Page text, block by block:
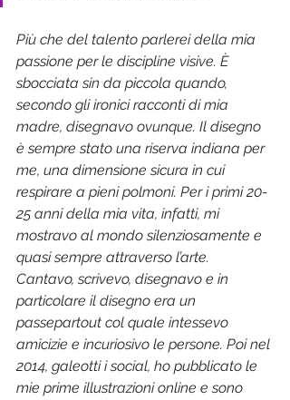
Più che del talento parlerei della mia
passione per le discipline visive. È
sbocciata sin da piccola quando,
secondo gli ironici racconti di mia
madre, disegnavo ovunque. Il disegno
è sempre stato una riserva indiana per
me, una dimensione sicura in cui
respirare a pieni polmoni. Per i primi 20-
25 anni della mia vita, infatti, mi
mostravo al mondo silenziosamente e
quasi sempre attraverso l’arte.
Cantavo, scrivevo, disegnavo e in
particolare il disegno era un
passepartout col quale intessevo
amicizie e incuriosivo le persone. Poi nel
2014, galeotti i social, ho pubblicato le
mie prime illustrazioni online e sono